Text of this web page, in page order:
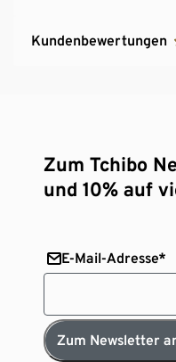
Kundenbewertungen
Zum Tchibo
und 10% auf
E-Mail-Adresse*
Zum Newsletter